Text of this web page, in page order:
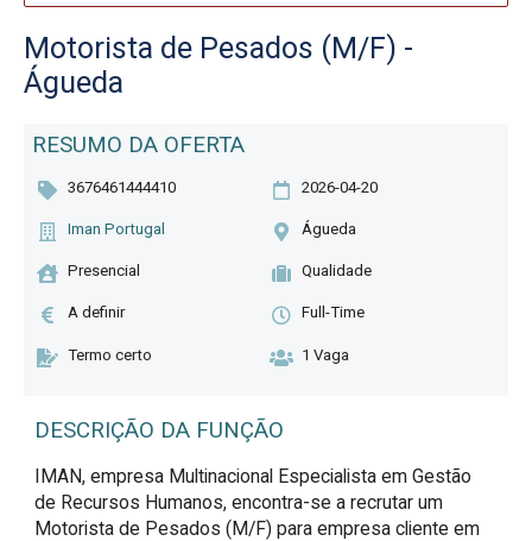
Motorista de Pesados (M/F) -
Águeda
RESUMO DA OFERTA
3676461444410 2026-04-20
Iman Portugal Águeda
Presencial Qualidade
A definir Full-Time
Termo certo 1 Vaga
DESCRIÇÃO DA FUNÇÃO
IMAN, empresa Multinacional Especialista em Gestão
de Recursos Humanos, encontra-se a recrutar um
Motorista de Pesados (M/F) para empresa cliente em